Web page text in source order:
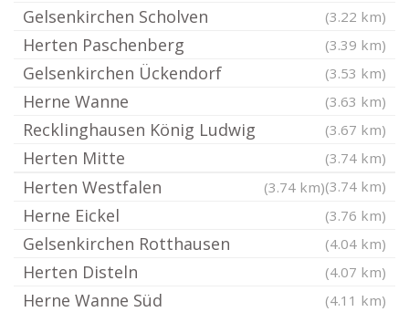
Gelsenkirchen Scholven (3.22 km)
Herten Paschenberg (3.39 km)
Gelsenkirchen Ückendorf (3.53 km)
Herne Wanne (3.63 km)
Recklinghausen König Ludwig (3.67 km)
Herten Mitte
(3.74 km)
(3.74 km)
Herten Westfalen (3.74 km)
Herne Eickel (3.76 km)
Gelsenkirchen Rotthausen (4.04 km)
Herten Disteln (4.07 km)
Herne Wanne Süd (4.11 km)